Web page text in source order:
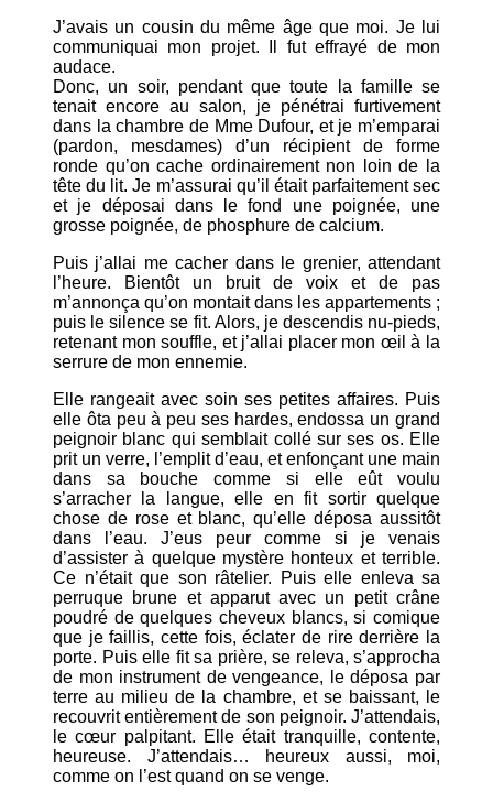
J’avais un cousin du même âge que moi. Je lui
communiquai mon projet. Il fut effrayé de mon
audace.
Donc, un soir, pendant que toute la famille se
tenait encore au salon, je pénétrai furtivement
dans la chambre de Mme Dufour, et je m’emparai
(pardon, mesdames) d’un récipient de forme
ronde qu’on cache ordinairement non loin de la
tête du lit. Je m’assurai qu’il était parfaitement sec
et je déposai dans le fond une poignée, une
grosse poignée, de phosphure de calcium.
Puis j’allai me cacher dans le grenier, attendant
l’heure. Bientôt un bruit de voix et de pas
m’annonça qu’on montait dans les appartements ;
puis le silence se fit. Alors, je descendis nu-pieds,
retenant mon souffle, et j’allai placer mon œil à la
serrure de mon ennemie.
Elle rangeait avec soin ses petites affaires. Puis
elle ôta peu à peu ses hardes, endossa un grand
peignoir blanc qui semblait collé sur ses os. Elle
prit un verre, l’emplit d’eau, et enfonçant une main
dans sa bouche comme si elle eût voulu
s’arracher la langue, elle en fit sortir quelque
chose de rose et blanc, qu’elle déposa aussitôt
dans l’eau. J’eus peur comme si je venais
d’assister à quelque mystère honteux et terrible.
Ce n’était que son râtelier. Puis elle enleva sa
perruque brune et apparut avec un petit crâne
poudré de quelques cheveux blancs, si comique
que je faillis, cette fois, éclater de rire derrière la
porte. Puis elle fit sa prière, se releva, s’approcha
de mon instrument de vengeance, le déposa par
terre au milieu de la chambre, et se baissant, le
recouvrit entièrement de son peignoir. J’attendais,
le cœur palpitant. Elle était tranquille, contente,
heureuse. J’attendais… heureux aussi, moi,
comme on l’est quand on se venge.